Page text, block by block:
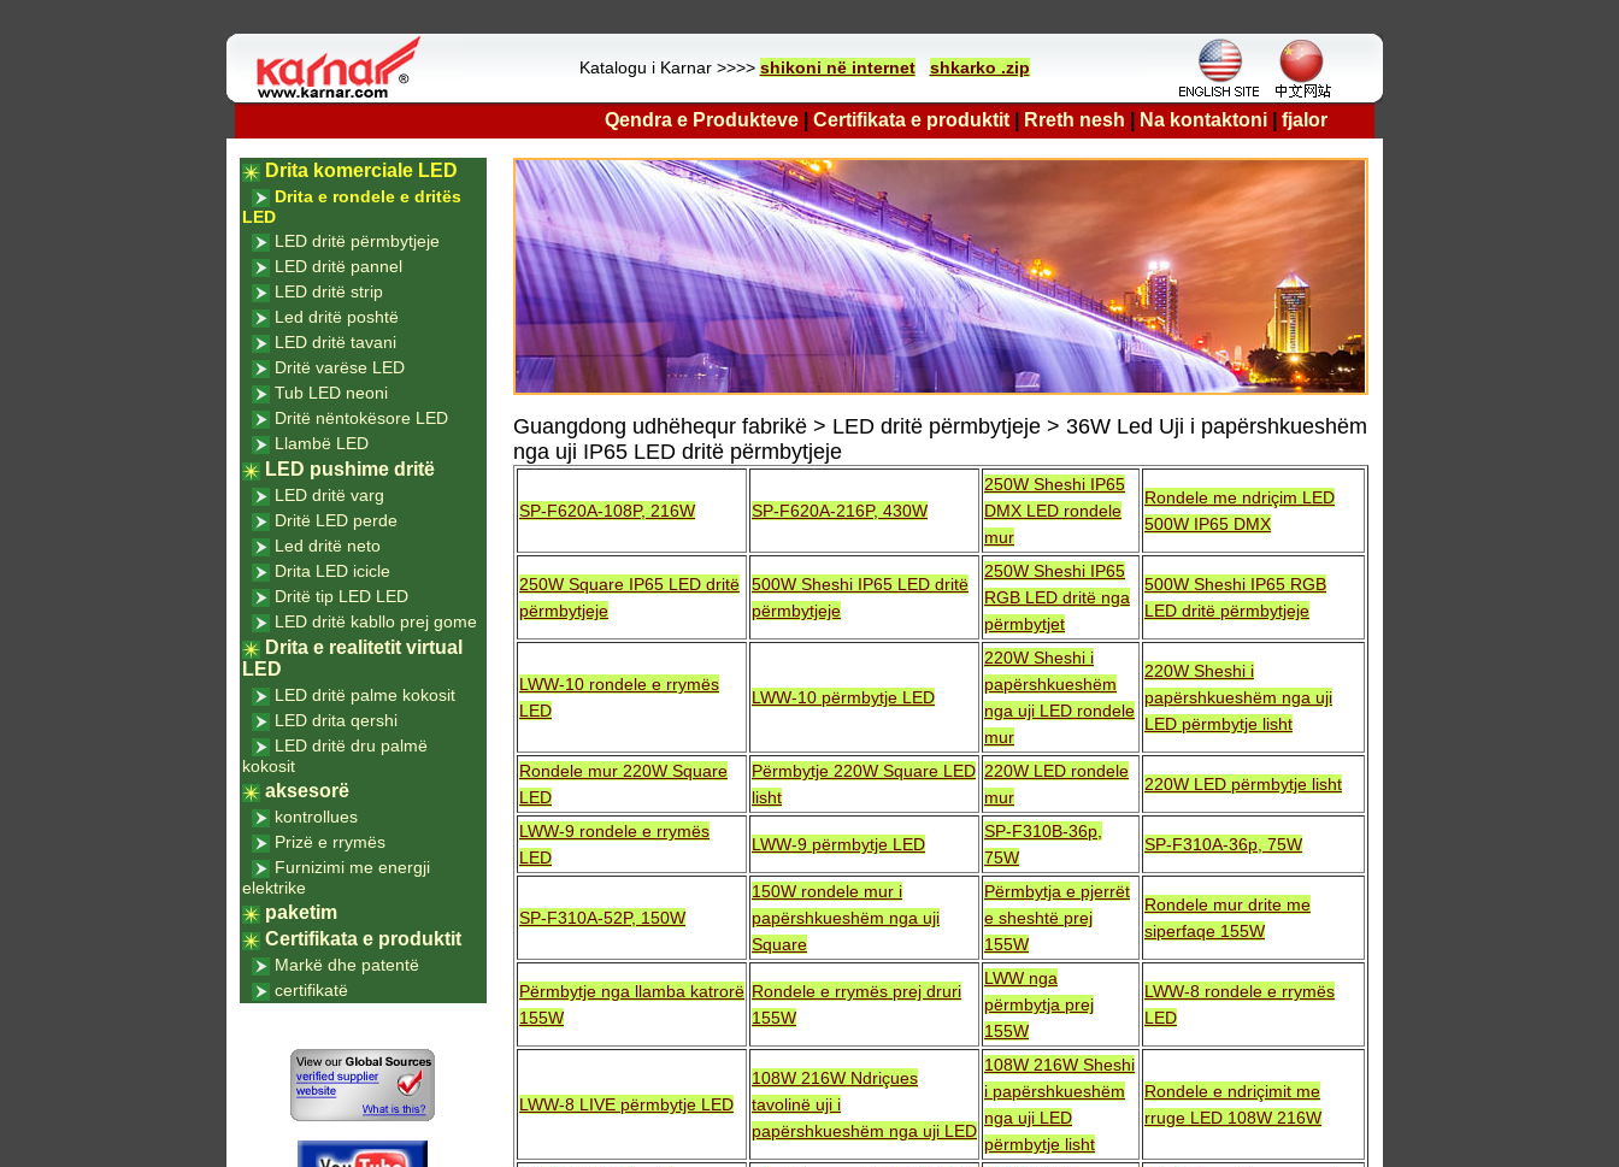
Katalogu i Karnar >>>> shikoni në internet shkarko .zip
Qendra e Produkteve Certifikata e produktit Rreth nesh Na kontaktoni fjalor
Guangdong udhëhequr fabrikë > LED dritë përmbytjeje > 36W Led Uji i papërshkueshëm
nga uji IP65 LED dritë përmbytjeje
SP-F620A-108P, 216W SP-F620A-216P, 430W
250W Sheshi IP65
DMX LED rondele
mur
Rondele me ndriçim LED
500W IP65 DMX
250W Square IP65 LED dritë
përmbytjeje
500W Sheshi IP65 LED dritë
përmbytjeje
250W Sheshi IP65
RGB LED dritë nga
përmbytjet
500W Sheshi IP65 RGB
LED dritë përmbytjeje
LWW-10 rondele e rrymës
LED
LWW-10 përmbytje LED
220W Sheshi i
papërshkueshëm
nga uji LED rondele
mur
220W Sheshi i
papërshkueshëm nga uji
LED përmbytje lisht
Rondele mur 220W Square
LED
Përmbytje 220W Square LED
lisht
220W LED rondele
mur
220W LED përmbytje lisht
LWW-9 rondele e rrymës
LED
LWW-9 përmbytje LED
SP-F310B-36p,
75W
SP-F310A-36p, 75W
SP-F310A-52P, 150W
150W rondele mur i
papërshkueshëm nga uji
Square
Përmbytja e pjerrët
e sheshtë prej
155W
Rondele mur drite me
siperfaqe 155W
Përmbytje nga llamba katrorë
155W
Rondele e rrymës prej druri
155W
LWW nga
përmbytja prej
155W
LWW-8 rondele e rrymës
LED
LWW-8 LIVE përmbytje LED
108W 216W Ndriçues
tavolinë uji i
papërshkueshëm nga uji LED
108W 216W Sheshi
i papërshkueshëm
nga uji LED
përmbytje lisht
Rondele e ndriçimit me
rruge LED 108W 216W
Drita komerciale LED
Drita e rondele e dritës
LED
LED dritë përmbytjeje
LED dritë pannel
LED dritë strip
Led dritë poshtë
LED dritë tavani
Dritë varëse LED
Tub LED neoni
Dritë nëntokësore LED
Llambë LED
LED pushime dritë
LED dritë varg
Dritë LED perde
Led dritë neto
Drita LED icicle
Dritë tip LED LED
LED dritë kabllo prej gome
Drita e realitetit virtual
LED
LED dritë palme kokosit
LED drita qershi
LED dritë dru palmë
kokosit
aksesorë
kontrollues
Prizë e rrymës
Furnizimi me energji
elektrike
paketim
Certifikata e produktit
Markë dhe patentë
certifikatë